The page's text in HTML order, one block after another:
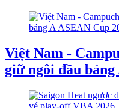
Việt Nam -
giữ ngôi đầu